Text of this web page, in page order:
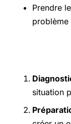
Prendre
problème
situation